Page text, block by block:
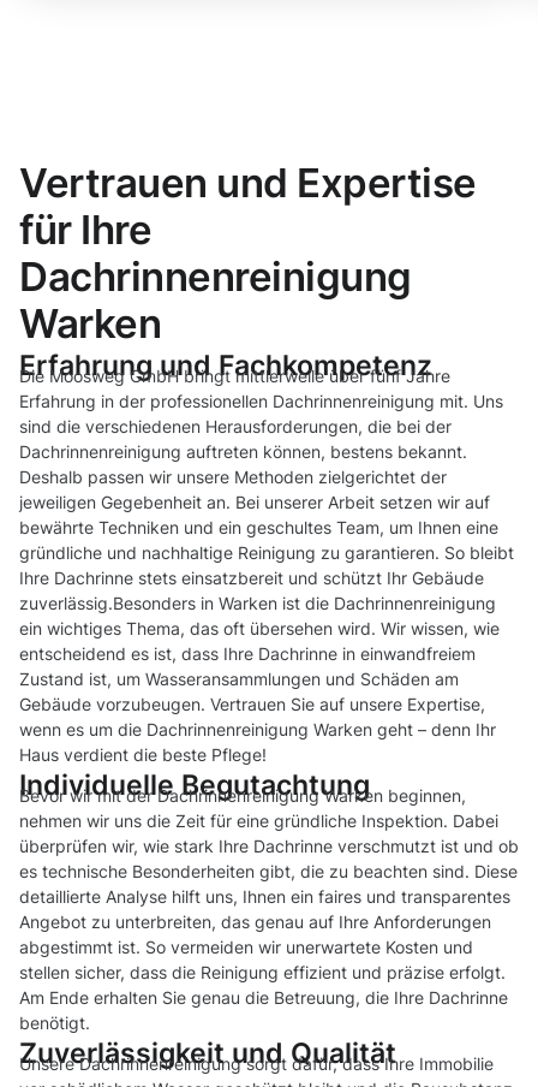
Vertrauen und Expertise
für Ihre
Dachrinnenreinigung
Warken
Erfahrung und Fachkompetenz
Die Moosweg GmbH bringt mittlerweile über fünf Jahre
Erfahrung in der professionellen Dachrinnenreinigung mit. Uns
sind die verschiedenen Herausforderungen, die bei der
Dachrinnenreinigung auftreten können, bestens bekannt.
Deshalb passen wir unsere Methoden zielgerichtet der
jeweiligen Gegebenheit an. Bei unserer Arbeit setzen wir auf
bewährte Techniken und ein geschultes Team, um Ihnen eine
gründliche und nachhaltige Reinigung zu garantieren. So bleibt
Ihre Dachrinne stets einsatzbereit und schützt Ihr Gebäude
zuverlässig.Besonders in Warken ist die Dachrinnenreinigung
ein wichtiges Thema, das oft übersehen wird. Wir wissen, wie
entscheidend es ist, dass Ihre Dachrinne in einwandfreiem
Zustand ist, um Wasseransammlungen und Schäden am
Gebäude vorzubeugen. Vertrauen Sie auf unsere Expertise,
wenn es um die Dachrinnenreinigung Warken geht – denn Ihr
Haus verdient die beste Pflege!
Individuelle Begutachtung
Bevor wir mit der Dachrinnenreinigung Warken beginnen,
nehmen wir uns die Zeit für eine gründliche Inspektion. Dabei
überprüfen wir, wie stark Ihre Dachrinne verschmutzt ist und ob
es technische Besonderheiten gibt, die zu beachten sind. Diese
detaillierte Analyse hilft uns, Ihnen ein faires und transparentes
Angebot zu unterbreiten, das genau auf Ihre Anforderungen
abgestimmt ist. So vermeiden wir unerwartete Kosten und
stellen sicher, dass die Reinigung effizient und präzise erfolgt.
Am Ende erhalten Sie genau die Betreuung, die Ihre Dachrinne
benötigt.
Zuverlässigkeit und Qualität
Unsere Dachrinnenreinigung sorgt dafür, dass Ihre Immobilie